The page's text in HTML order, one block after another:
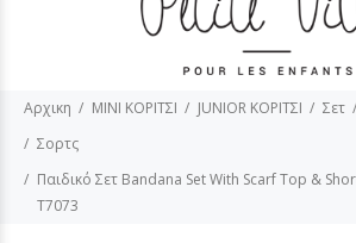
Αρχικη MINI ΚΟΡΙΤΣΙ JUNIOR ΚΟΡΙΤΣΙ Σετ
Σορτς
Παιδικό Σετ Bandana Set With Scarf Top &
T7073